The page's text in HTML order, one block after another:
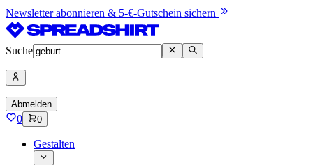
Newsletter abonnieren & 5-€-Gutschein sichern
Suche
Abmelden
0 0
Gestalten